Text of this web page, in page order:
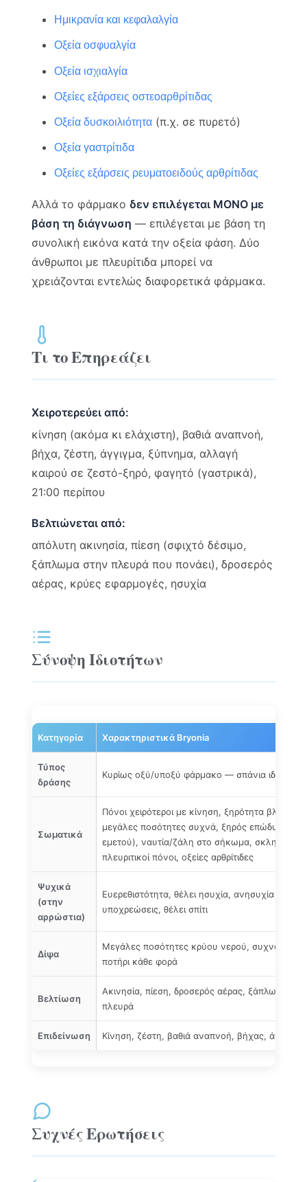
Ημικρανία και κεφαλαλγία
Οξεία οσφυαλγία
Οξεία ισχιαλγία
Οξείες εξάρσεις οστεοαρθρίτιδας
Οξεία δυσκοιλιότητα (π.χ. σε πυρετό)
Οξεία γαστρίτιδα
Οξείες εξάρσεις ρευματοειδούς αρθρίτιδας
Αλλά το φάρμακο δεν επιλέγεται ΜΟΝΟ με
βάση τη διάγνωση — επιλέγεται με βάση τη
συνολική εικόνα κατά την οξεία φάση. Δύο
άνθρωποι με πλευρίτιδα μπορεί να
χρειάζονται εντελώς διαφορετικά φάρμακα.
Τι το Επηρεάζει
Χειροτερεύει από:
κίνηση (ακόμα κι ελάχιστη), βαθιά αναπνοή,
βήχα, ζέστη, άγγιγμα, ξύπνημα, αλλαγή
καιρού σε ζεστό-ξηρό, φαγητό (γαστρικά),
21:00 περίπου
Βελτιώνεται από:
απόλυτη ακινησία, πίεση (σφιχτό δέσιμο,
ξάπλωμα στην πλευρά που πονάει), δροσερός
αέρας, κρύες εφαρμογές, ησυχία
Σύνοψη Ιδιοτήτων
Κατηγορία Χαρακτηριστικά Bryonia
Τύπος
δράσης
Κυρίως οξύ/υποξύ φάρμακο — σπάνια
Σωματικά
Πόνοι χειρότεροι με κίνηση, ξηρότητα
μεγάλες ποσότητες συχνά, ξηρός επώδυνος
εμετού), ναυτία/ζάλη στο σήκωμα, σκληρά
πλευριτικοί πόνοι, οξείες αρθρίτιδες
Ψυχικά
(στην
αρρώστια)
Ευερεθιστότητα, θέλει ησυχία, ανησυχία για
υποχρεώσεις, θέλει σπίτι
Δίψα
Μεγάλες ποσότητες κρύου νερού, συχνά —
ποτήρι κάθε φορά
Βελτίωση
Ακινησία, πίεση, δροσερός αέρας, ξάπλωμα
πλευρά
Επιδείνωση Κίνηση, ζέστη, βαθιά αναπνοή, βήχας,
Συχνές Ερωτήσεις